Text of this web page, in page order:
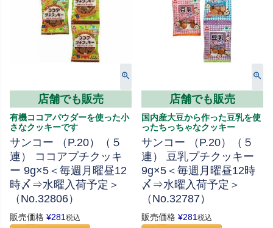
店舗でも販売
有機ココアパウダーを使った小
さなクッキーです
サンコー （P.20）（５
連） ココアプチクッキ
ー 9g×5＜毎週月曜昼12
時〆⇒水曜入荷予定＞
（No.32806）
販売価格 ¥281税込
店舗でも販売
国内産大豆から作った豆乳を使
ったちっちゃなクッキー
サンコー （P.20）（５
連） 豆乳プチクッキー
9g×5＜毎週月曜昼12時
〆⇒水曜入荷予定＞
（No.32787）
販売価格 ¥281税込